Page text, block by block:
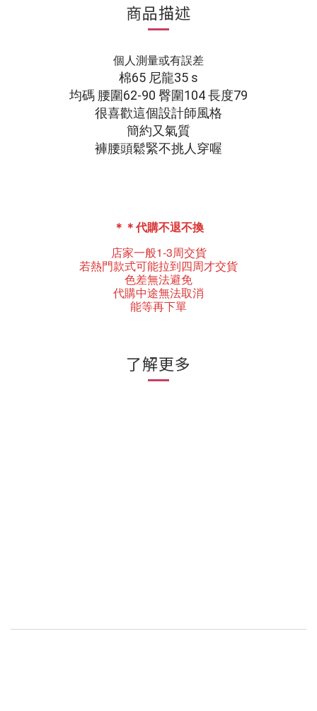
商品描述
個人測量或有誤差
棉65 尼龍35 s
均碼 腰圍62-90 臀圍104 長度79
很喜歡這個設計師風格
簡約又氣質
褲腰頭鬆緊不挑人穿喔
＊＊代購不退不換
店家一般1-3周交貨
若熱門款式可能拉到四周才交貨
色差無法避免
代購中途無法取消
能等再下單
了解更多